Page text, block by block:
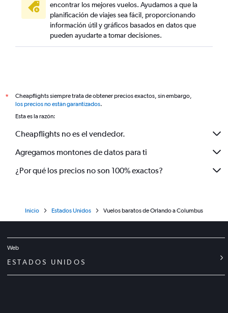
encontrar los mejores vuelos. Ayudamos a que la
planificación de viajes sea fácil, proporcionando
información útil y gráficos basados en datos que
pueden ayudarte a tomar decisiones.
*
Cheapflights siempre trata de obtener precios exactos, sin embargo,
los precios no están garantizados.
Esta es la razón:
Cheapflights no es el vendedor.
Agregamos montones de datos para ti
¿Por qué los precios no son 100% exactos?
Inicio Estados Unidos Vuelos baratos de Orlando a Columbus
Web
ESTADOS UNIDOS